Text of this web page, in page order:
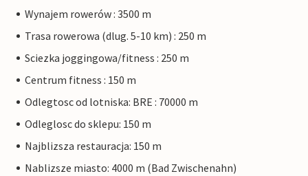
Wynajem rowerów : 3500 m
Trasa rowerowa (dlug. 5-10 km) : 250 m
Sciezka joggingowa/fitness : 250 m
Centrum fitness : 150 m
Odlegtosc od lotniska: BRE : 70000 m
Odleglosc do sklepu: 150 m
Najblizsza restauracja: 150 m
Nablizsze miasto: 4000 m (Bad Zwischenahn)